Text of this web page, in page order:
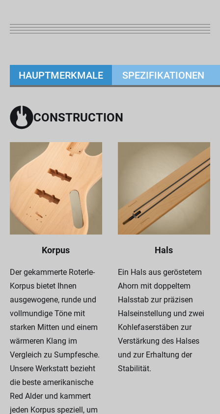
HAUPTMERKMALE SPEZIFIKATIONEN
CONSTRUCTION
Korpus
Der gekammerte Roterle-
Korpus bietet Ihnen
ausgewogene, runde und
vollmundige Töne mit
starken Mitten und einem
wärmeren Klang im
Vergleich zu Sumpfesche.
Unsere Werkstatt bezieht
die beste amerikanische
Red Alder und kammert
jeden Korpus speziell, um
Hals
Ein Hals aus geröstetem
Ahorn mit doppeltem
Halsstab zur präzisen
Halseinstellung und zwei
Kohlefaserstäben zur
Verstärkung des Halses
und zur Erhaltung der
Stabilität.